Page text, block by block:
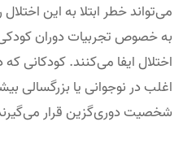
می‌تواند خطر ابتلا به این
به خصوص تجربیات دوران
اختلال ایفا می‌کنند. کودکانی
اغلب در نوجوانی یا بزرگسالی
شخصیت دوری‌گزین قرار